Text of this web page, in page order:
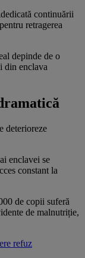
continuării
retragerea
depinde de o
din enclava
deterioreze
enclavei se
constant la
de copii suferă
de malnutriție,
refuz